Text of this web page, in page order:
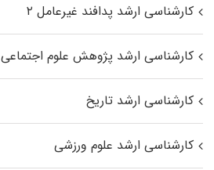
کارشناسی ارشد پدافند غیرعامل ۲
کارشناسی ارشد پژوهش علوم اجتماعی
کارشناسی ارشد تاریخ
کارشناسی ارشد علوم ورزشی